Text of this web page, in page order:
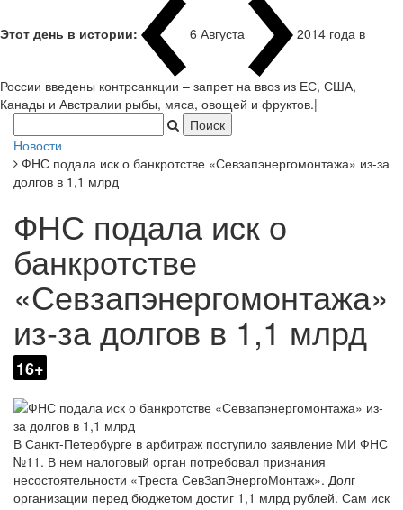
Этот день в истории: 6 Августа 2014 года в
России введены контрсанкции – запрет на ввоз из ЕС, США,
Канады и Австралии |
Новости
ФНС подала иск о банкротстве «Севзапэнергомонтажа» из-за
долгов в 1,1 млрд
ФНС подала иск о
банкротстве
«Севзапэнергомонтажа»
из-за долгов в 1,1 млрд
16+
В Санкт-Петербурге в арбитраж поступило заявление МИ ФНС
№11. В нем налоговый орган потребовал признания
несостоятельности «Треста СевЗапЭнергоМонтаж». Долг
организации перед бюджетом достиг 1,1 млрд рублей. Сам иск